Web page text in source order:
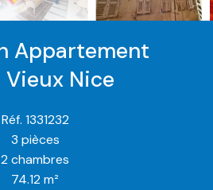
Appartement
Vieux Nice
Réf. 1331232
3 pièces
2 chambres
74.12 m²